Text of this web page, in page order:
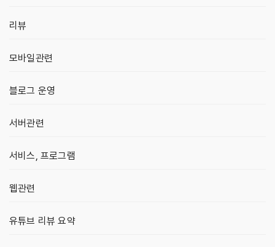
리뷰
모바일관련
블로그 운영
서버관련
서비스, 프로그램
웹관련
유튜브 리뷰 요약